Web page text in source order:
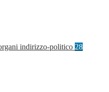
indirizzo-politico 28